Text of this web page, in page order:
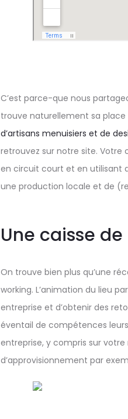
C’est parce-que nous
trouve naturellement sa place
d’artisans menuisiers et de
retrouvez sur notre site.
en circuit court et en utilisant
une production locale et de
Une caisse
On trouve bien plus qu’une
working. L’animation du lieu
entreprise et d’obtenir des
éventail de compétences
entreprise, y compris sur
d’approvisionnement par